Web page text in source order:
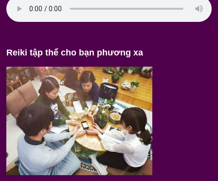
Reiki tập thể cho bạn phương xa